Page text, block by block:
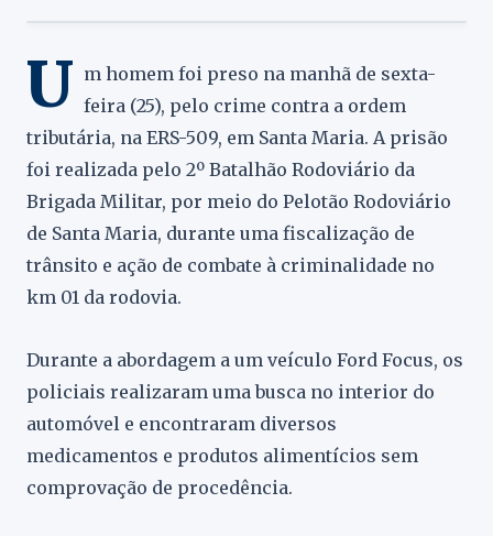
U m homem foi preso na manhã de sexta-
feira (25), pelo crime contra a ordem
tributária, na ERS-509, em Santa Maria. A prisão
foi realizada pelo 2º Batalhão Rodoviário da
Brigada Militar, por meio do Pelotão Rodoviário
de Santa Maria, durante uma fiscalização de
trânsito e ação de combate à criminalidade no
km 01 da rodovia.
Durante a abordagem a um veículo Ford Focus, os
policiais realizaram uma busca no interior do
automóvel e encontraram diversos
medicamentos e produtos alimentícios sem
comprovação de procedência.